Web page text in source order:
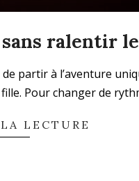
ralentir
partir à l’aventure
Pour changer de
LECTURE